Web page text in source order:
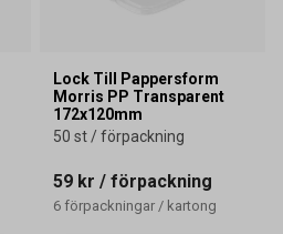
Lock Till Pappersform
Morris PP Transparent
172x120mm
50 st / förpackning
59 kr / förpackning
6 förpackningar / kartong